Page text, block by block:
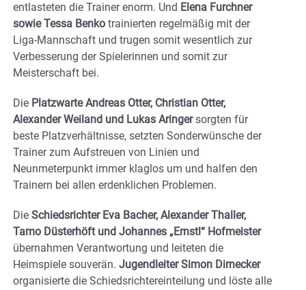
entlasteten die Trainer enorm. Und Elena Furchner
sowie Tessa Benko trainierten regelmäßig mit der
Liga-Mannschaft und trugen somit wesentlich zur
Verbesserung der Spielerinnen und somit zur
Meisterschaft bei.
Die Platzwarte Andreas Otter, Christian Otter,
Alexander Weiland und Lukas Aringersorgten für
beste Platzverhältnisse, setzten Sonderwünsche der
Trainer zum Aufstreuen von Linien und
Neunmeterpunkt immer klaglos um und halfen den
Trainern bei allen erdenklichen Problemen.
Die Schiedsrichter Eva Bacher, Alexander Thaller,
Tamo Düsterhöft und Johannes „Ernstl“ Hofmeister
übernahmen Verantwortung und leiteten die
Heimspiele souverän. Jugendleiter Simon Dirnecker
organisierte die Schiedsrichtereinteilung und löste alle